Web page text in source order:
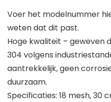
Voer het modelnummer
weten dat dit past.
Hoge kwaliteit – geweven
304 volgens
aantrekkelijk, geen
duurzaam.
Specificaties: 18 mesh, 30